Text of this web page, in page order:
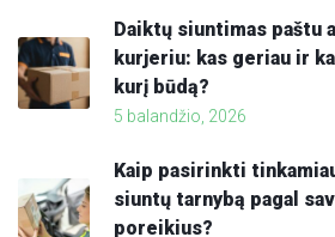
Daiktų siuntimas paštu
kurjeriu: kas geriau ir
kurį būdą?
5 balandžio, 2026
Kaip pasirinkti
siuntų tarnybą pagal
poreikius?